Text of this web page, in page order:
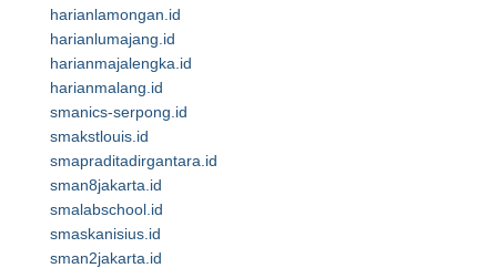
harianlamongan.id
harianlumajang.id
harianmajalengka.id
harianmalang.id
smanics-serpong.id
smakstlouis.id
smapraditadirgantara.id
sman8jakarta.id
smalabschool.id
smaskanisius.id
sman2jakarta.id